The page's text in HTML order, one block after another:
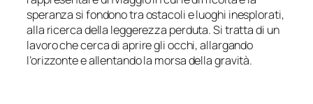
speranza si fondono tra ostacoli e luoghi inesplorati,
alla ricerca della leggerezza perduta. Si tratta di un
lavoro che cerca di aprire gli occhi, allargando
l’orizzonte e allentando la morsa della gravità.